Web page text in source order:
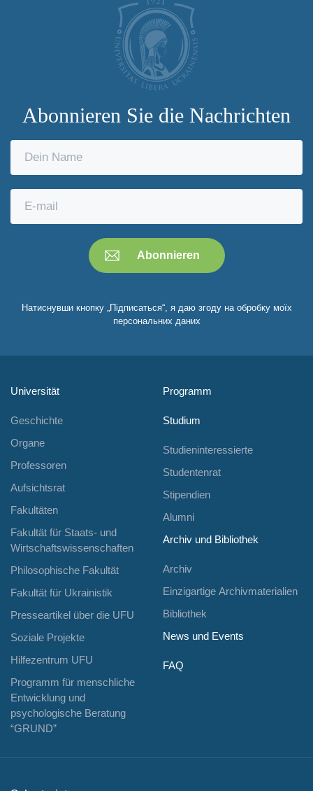
Abonnieren Sie die Nachrichten
Натиснувши кнопку „Підписаться“, я даю згоду на обробку моїх
персональних даних
Universität
Geschichte
Organe
Professoren
Aufsichtsrat
Fakultäten
Fakultät für Staats- und
Wirtschaftswissenschaften
Philosophische Fakultät
Fakultät für Ukrainistik
Presseartikel über die UFU
Soziale Projekte
Hilfezentrum UFU
Programm für menschliche
Entwicklung und
psychologische Beratung
“GRUND”
Programm
Studium
Studieninteressierte
Studentenrat
Stipendien
Alumni
Archiv und Bibliothek
Archiv
Einzigartige Archivmaterialien
Bibliothek
News und Events
FAQ